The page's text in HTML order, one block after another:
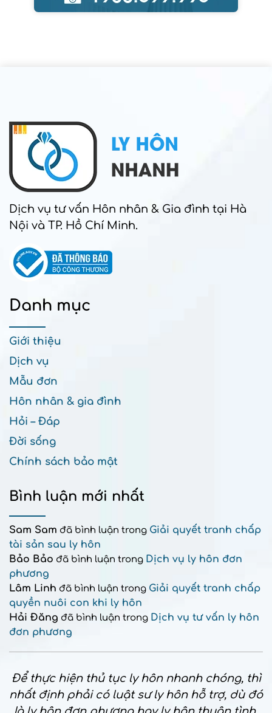
Dịch vụ tư vấn Hôn nhân & Gia đình tại Hà
Nội và TP. Hồ Chí Minh.
Danh mục
Giới thiệu
Dịch vụ
Mẫu đơn
Hôn nhân & gia đình
Hỏi – Đáp
Đời sống
Chính sách bảo mật
Bình luận mới nhất
Sam Sam đã bình luận trong Giải quyết tranh chấp
tài sản sau ly hôn
Bảo Bảo đã bình luận trong Dịch vụ ly hôn đơn
phương
Lâm Linh đã bình luận trong Giải quyết tranh chấp
quyền nuôi con khi ly hôn
Hải Đăng đã bình luận trong Dịch vụ tư vấn ly hôn
đơn phương
Để thực hiện thủ tục ly hôn nhanh chóng, thì
nhất định phải có luật sư ly hôn hỗ trợ, dù đó